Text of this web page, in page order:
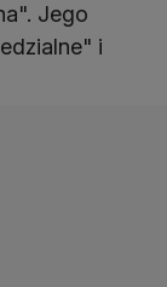
Jego
i